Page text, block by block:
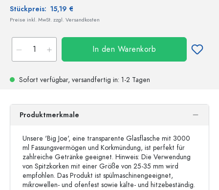
Stückpreis: 15,19 €
Preise inkl. MwSt. zzgl. Versandkosten
In den Warenkorb
Sofort verfügbar, versandfertig in: 1-2 Tagen
Produktmerkmale
Unsere 'Big Joe', eine transparente Glasflasche mit 3000
ml Fassungsvermögen und Korkmündung, ist perfekt für
zahlreiche Getränke geeignet. Hinweis: Die Verwendung
von Spitzkorken mit einer Größe von 25-35 mm wird
empfohlen. Das Produkt ist spülmaschinengeeignet,
mikrowellen- und ofenfest sowie kälte- und hitzebeständig.